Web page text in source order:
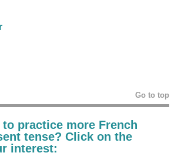
Go to top
practice more French
tense? Click on the
interest: